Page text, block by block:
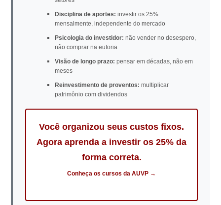
Disciplina de aportes: investir os 25%
mensalmente, independente do mercado
Psicologia do investidor: não vender no desespero,
não comprar na euforia
Visão de longo prazo: pensar em décadas, não em
meses
Reinvestimento de proventos: multiplicar
patrimônio com dividendos
Você organizou seus custos fixos.
Agora aprenda a investir os 25% da
forma correta.
Conheça os cursos da AUVP →